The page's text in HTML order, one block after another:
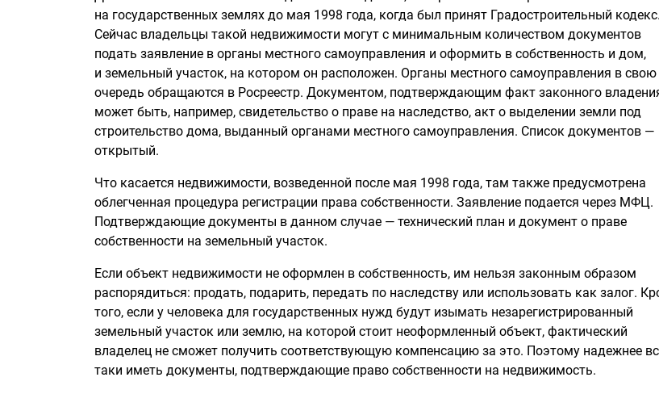
на государственных землях до мая 1998 года, когда был принят Градостроительный кодекс.
Сейчас владельцы такой недвижимости могут с минимальным количеством документов
подать заявление в органы местного самоуправления и оформить в собственность и дом,
и земельный участок, на котором он расположен. Органы местного самоуправления в свою
очередь обращаются в Росреестр. Документом, подтверждающим факт законного
может быть, например, свидетельство о праве на наследство, акт о выделении земли под
строительство дома, выданный органами местного самоуправления. Список документов —
открытый.
Что касается недвижимости, возведенной после мая 1998 года, там также предусмотрена
облегченная процедура регистрации права собственности. Заявление подается через МФЦ.
Подтверждающие документы в данном случае — технический план и документ о праве
собственности на земельный участок.
Если объект недвижимости не оформлен в собственность, им нельзя законным образом
распорядиться: продать, подарить, передать по наследству или использовать как залог.
того, если у человека для государственных нужд будут изымать незарегистрированный
земельный участок или землю, на которой стоит неоформленный объект, фактический
владелец не сможет получить соответствующую компенсацию за это. Поэтому надежнее
таки иметь документы, подтверждающие право собственности на недвижимость.